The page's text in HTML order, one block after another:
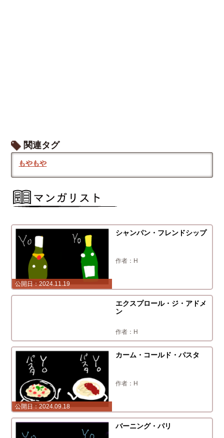
関連タグ
もやもや
2024.11.19
シャンパン・フレンドシップ
H
2024.10.16
エクスプロール・ジ・アドメ
ン
H
2024.09.18
カーム・コールド・パスタ
H
バーニング・パリ